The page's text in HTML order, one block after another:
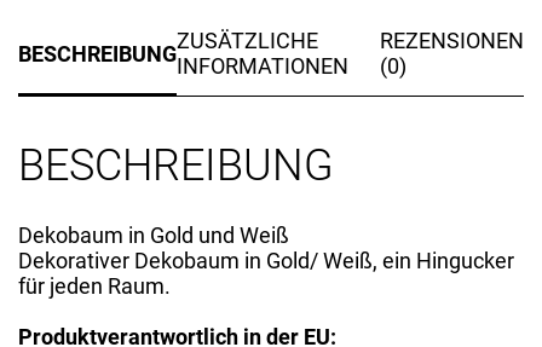
BESCHREIBUNGZUSÄTZLICHE
INFORMATIONEN
REZENSIONEN
(0)
BESCHREIBUNG
Dekobaum in Gold und Weiß
Dekorativer Dekobaum in Gold/ Weiß, ein Hingucker
für jeden Raum.
Produktverantwortlich in der EU: